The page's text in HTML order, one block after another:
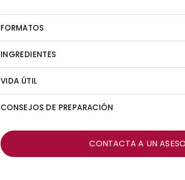
FORMATOS
INGREDIENTES
VIDA ÚTIL
CONSEJOS DE PREPARACIÓN
CONTACTA A UN